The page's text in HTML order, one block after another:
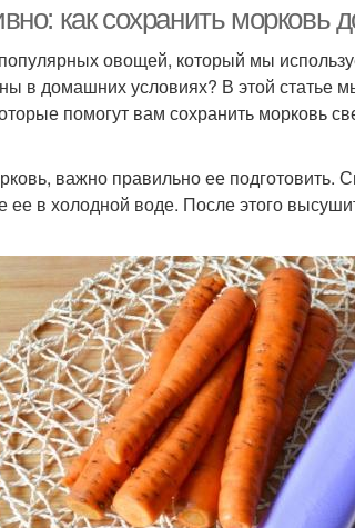
как сохранить морковь
овощей, который мы
в домашних условиях? В этой статье
помогут вам сохранить морковь
важно правильно ее подготовить.
ее в холодной воде. После этого